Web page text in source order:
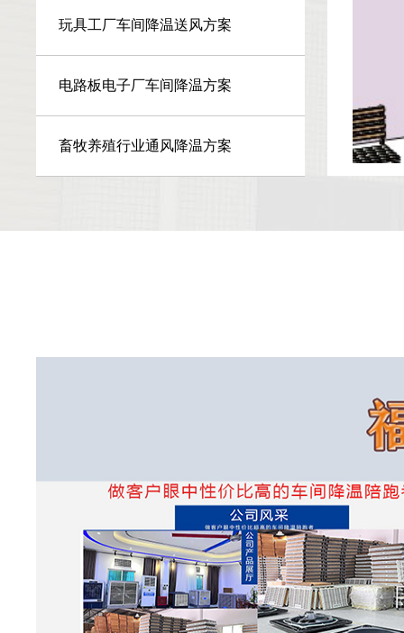
玩具工厂车间降温送风方案
电路板电子厂车间降温方案
畜牧养殖行业通风降温方案